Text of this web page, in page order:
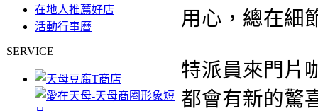
在地人推薦好店
活動行事曆
SERVICE
用心，總在細
特派員來門片
都會有新的驚